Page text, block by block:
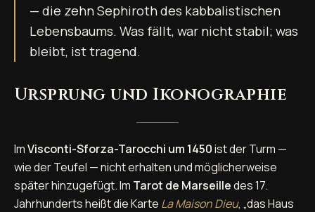
— die zehn Sephiroth des kabbalistischen
Lebensbaums. Was fällt, war nicht stabil; was
bleibt, ist tragend.
Ursprung und Ikonographie
ImVisconti-Sforza-Tarocchi um 1450ist der Turm —
wie der Teufel — nicht erhalten und möglicherweise
später hinzugefügt. Im Tarot de Marseilledes 17.
Jahrhunderts heißt die Karte La Maison Dieu, „das Haus